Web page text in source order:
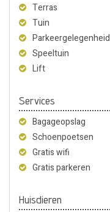
Terras
Tuin
Parkeergelegenheid
Speeltuin
Lift
Services
Bagageopslag
Schoenpoetsen
Gratis wifi
Gratis parkeren
Huisdieren